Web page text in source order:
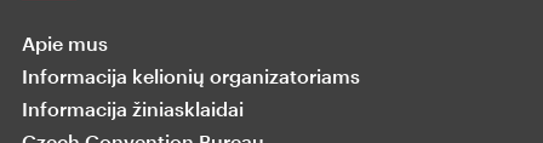
Apie mus
Informacija kelionių organizatoriams
Informacija žiniasklaidai